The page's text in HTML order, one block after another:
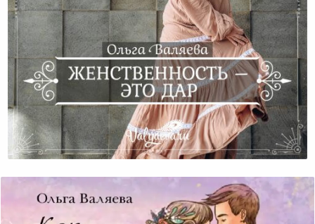
Женственность – Это Дар